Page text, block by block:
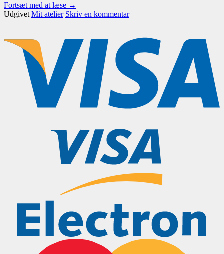
Fortsæt med at læse →
Udgivet Mit atelier Skriv en kommentar